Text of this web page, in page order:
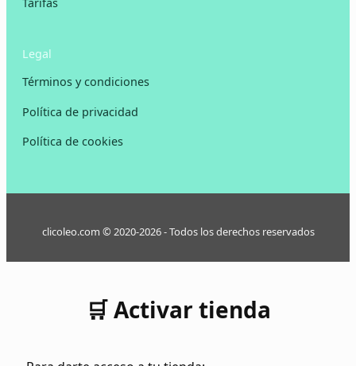
Legal
Términos y condiciones
Política de privacidad
Política de cookies
clicoleo.com © 2020-2026 - Todos los derechos reservados
🛒 Activar tienda